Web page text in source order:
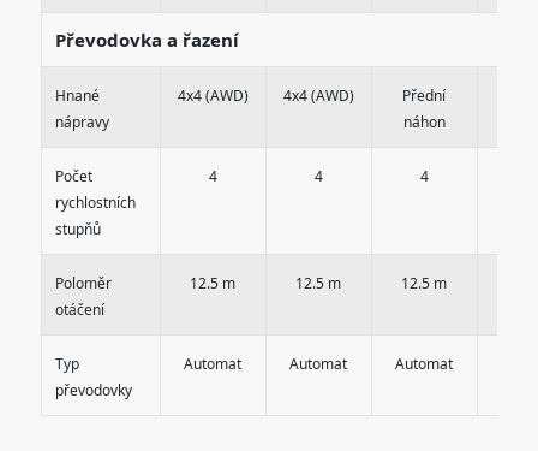
Převodovka a řazení
Hnané
nápravy
4x4 (AWD) 4x4 (AWD)
Přední
náhon
Počet
rychlostních
stupňů
4 4 4
Poloměr
otáčení
12.5 m 12.5 m 12.5 m
Typ
převodovky
Automat Automat Automat